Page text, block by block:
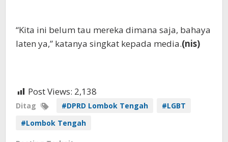
“Kita ini belum tau mereka dimana saja, bahaya
laten ya,” katanya singkat kepada media.(nis)
Post Views: 2,138
Ditag #DPRD Lombok Tengah
#LGBT
#Lombok Tengah